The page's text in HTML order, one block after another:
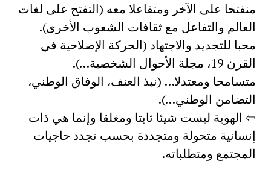
منفتحا على الآخر ومتفاعلا معه (التفتح على لغات
العالم والتفاعل مع ثقافات الشعوب الأخرى).
محبا للتجديد والاجتهاد (الحركة الإصلاحية في
القرن 19، مجلة الأحوال الشخصية…).
متسامحا ومعتدلا… (نبذ العنف، الوفاق الوطني،
التضامن الوطني…).
⇦ الهوية ليست شيئا ثابتا ومغلقا وإنما هي ذات
إنسانية متحولة ومتجددة بحسب تجدد حاجيات
المجتمع ومتطلباته.